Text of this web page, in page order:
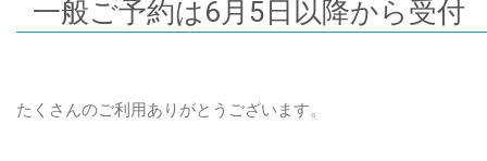
一般ご予約は6月5日以降から受付
たくさんのご利用ありがとうございます。